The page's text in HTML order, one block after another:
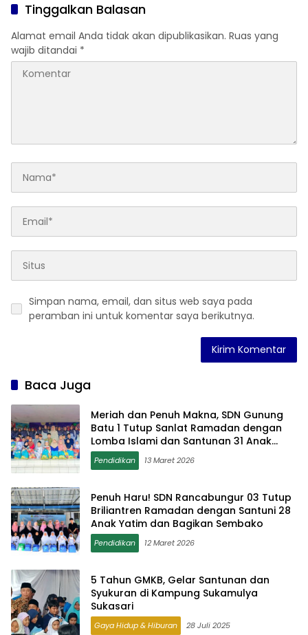
Tinggalkan Balasan
Alamat email Anda tidak akan dipublikasikan. Ruas yang
wajib ditandai *
Simpan nama, email, dan situs web saya pada
peramban ini untuk komentar saya berikutnya.
Baca Juga
Meriah dan Penuh Makna, SDN Gunung
Batu 1 Tutup Sanlat Ramadan dengan
Lomba Islami dan Santunan 31 Anak
Yatim
Pendidikan 13 Maret 2026
Penuh Haru! SDN Rancabungur 03 Tutup
Briliantren Ramadan dengan Santuni 28
Anak Yatim dan Bagikan Sembako
Pendidikan 12 Maret 2026
5 Tahun GMKB, Gelar Santunan dan
Syukuran di Kampung Sukamulya
Sukasari
Gaya Hidup & Hiburan 28 Juli 2025